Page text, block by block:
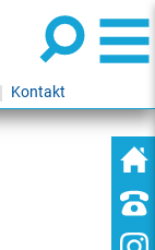
Kontakt